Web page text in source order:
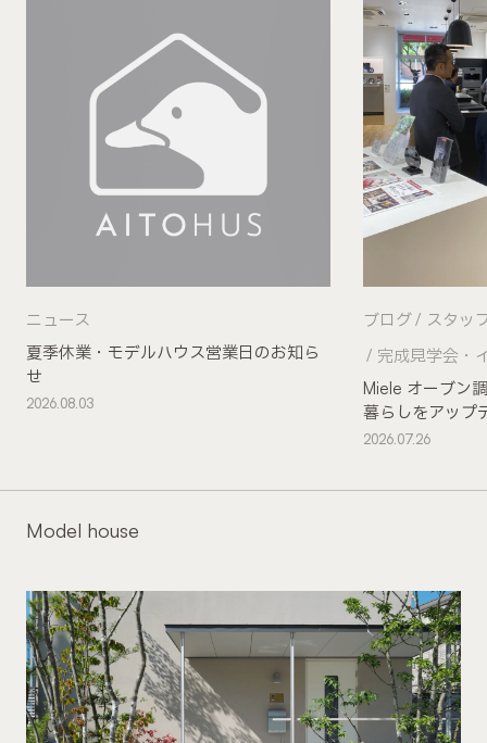
夏季休業・モデルハウス営業日のお知ら
せ
ニュース
2026.08.03
Miele オーブン
暮らしをアップ
ブログ
スタッ
完成見学会・
2026.07.26
Model house